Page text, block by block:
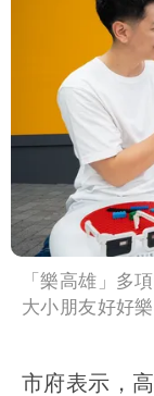
「樂高雄」多
大小朋友好好
市府表示，